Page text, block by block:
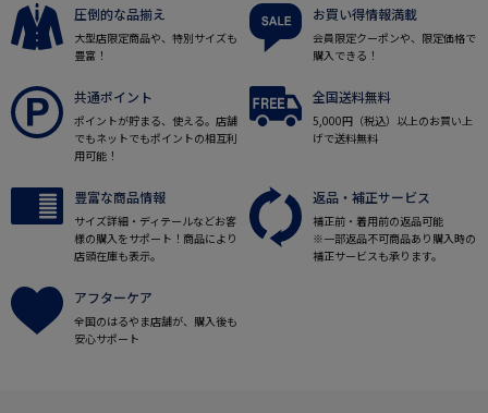
圧倒的な品揃え
大型店限定商品や、特別サイズも
豊富！
お買い得情報満載
会員限定クーポンや、限定価格で
購入できる！
共通ポイント
ポイントが貯まる、使える。店舗
でもネットでもポイントの相互利
用可能！
全国送料無料
5,000円（税込）以上のお買い上
げで送料無料
豊富な商品情報
サイズ詳細・ディテールなどお客
様の購入をサポート！商品により
店頭在庫も表示。
返品・補正サービス
補正前・着用前の返品可能
※一部返品不可商品あり購入時の
補正サービスも承ります。
アフターケア
全国のはるやま店舗が、購入後も
安心サポート